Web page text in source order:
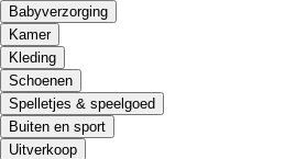
Babyverzorging
Kamer
Kleding
Schoenen
Spelletjes & speelgoed
Buiten en sport
Uitverkoop